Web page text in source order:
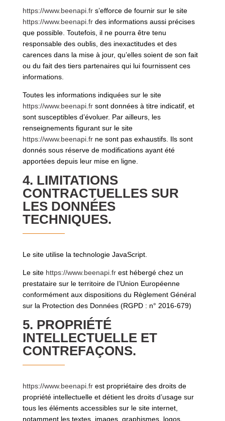
https://www.beenapi.frs’efforce de fournir sur le site
https://www.beenapi.frdes informations aussi précises
que possible. Toutefois, il ne pourra être tenu
responsable des oublis, des inexactitudes et des
carences dans la mise à jour, qu’elles soient de son fait
ou du fait des tiers partenaires qui lui fournissent ces
informations.
Toutes les informations indiquées sur le site
https://www.beenapi.frsont données à titre indicatif, et
sont susceptibles d’évoluer. Par ailleurs, les
renseignements figurant sur le site
https://www.beenapi.frne sont pas exhaustifs. Ils sont
donnés sous réserve de modifications ayant été
apportées depuis leur mise en ligne.
4. LIMITATIONS
CONTRACTUELLES SUR
LES DONNÉES
TECHNIQUES.
Le site utilise la technologie JavaScript.
Le sitehttps://www.beenapi.frest hébergé chez un
prestataire sur le territoire de l’Union Européenne
conformément aux dispositions du Règlement Général
sur la Protection des Données (RGPD : n° 2016-679)
5. PROPRIÉTÉ
INTELLECTUELLE ET
CONTREFAÇONS.
https://www.beenapi.frest propriétaire des droits de
propriété intellectuelle et détient les droits d’usage sur
tous les éléments accessibles sur le site internet,
notamment les textes, images, graphismes, logos,